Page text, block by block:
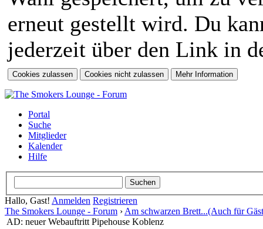
erneut gestellt wird. Du
jederzeit über den Link in
Portal
Suche
Mitglieder
Kalender
Hilfe
Hallo, Gast! Anmelden Registrieren
The Smokers Lounge - Forum › Am schwarzen Brett...(Auch für
AD: neuer Webauftritt Pipehouse Koblenz